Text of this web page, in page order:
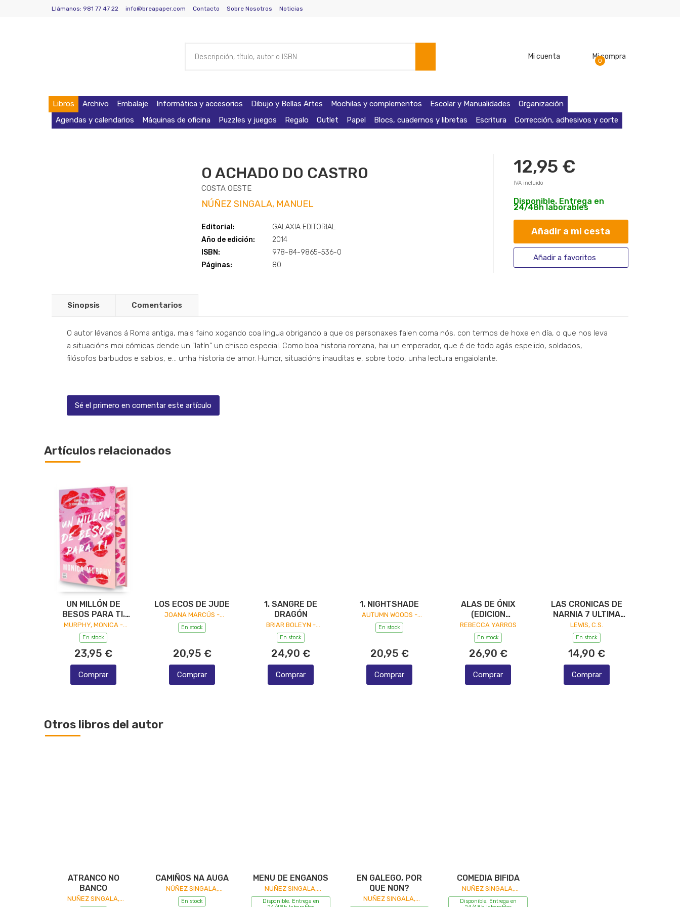
Llámanos: 981 77 47 22 info@breapaper.com Contacto Sobre Nosotros Noticias
Mi cuenta Mi compra
0
Libros Archivo Embalaje Informática y accesorios Dibujo y Bellas Artes Mochilas y complementos Escolar y Manualidades
Organización
Agendas y calendarios
Máquinas de oficina Puzzles y juegos Regalo Outlet Papel Blocs, cuadernos y libretas Escritura Corrección, adhesivos y corte
O ACHADO DO CASTRO
COSTA OESTE
NÚÑEZ SINGALA, MANUEL
Editorial:
GALAXIA EDITORIAL
Año de edición:
2014
ISBN:
978-84-9865-536-0
Páginas:
80
12,95 €
IVA incluido
Disponible. Entrega en
24/48h laborables
Añadir a mi cesta
Añadir a favoritos
Sinopsis Comentarios
O autor lévanos á Roma antiga, mais faino xogando coa lingua obrigando a que os personaxes falen coma nós, con termos de hoxe en día, o que nos leva
a situacións moi cómicas dende un "latín" un chisco especial. Como boa historia romana, hai un emperador, que é de todo agás espelido, soldados,
filósofos barbudos e sabios, e... unha historia de amor. Humor, situacións inauditas e, sobre todo, unha lectura engaiolante.
Sé el primero en comentar este artículo
Artículos relacionados
UN MILLÓN DE
BESOS PARA TI.
EDICIÓN ESPECIAL
MURPHY, MONICA -
PLANETA EDICIONES
En stock
23,95 €
Comprar
LOS ECOS DE JUDE
JOANA MARCÚS -
MONTENA EDITORIAL
En stock
20,95 €
Comprar
1. SANGRE DE
DRAGÓN
BRIAR BOLEYN -
PLANETA EDITORIAL
En stock
24,90 €
Comprar
1. NIGHTSHADE
AUTUMN WOODS -
EDITORIAL PLANETA -
CROOSSBOOKS
En stock
20,95 €
Comprar
ALAS DE ÓNIX
(EDICION
COLECCIONISTA)
REBECCA YARROS
En stock
26,90 €
Comprar
LAS CRONICAS DE
NARNIA 7 ULTIMA
BATALLA
LEWIS, C.S.
En stock
14,90 €
Comprar
Otros libros del autor
ATRANCO NO
BANCO
NUÑEZ SINGALA,
CAMIÑOS NA AUGA
NÚÑEZ SINGALA,
MANUEL
En stock
MENU DE ENGANOS
NUÑEZ SINGALA,
MANUEL
Disponible. Entrega en
EN GALEGO, POR
QUE NON?
NUÑEZ SINGALA,
COMEDIA BIFIDA
NUÑEZ SINGALA,
MANUEL
Disponible. Entrega en